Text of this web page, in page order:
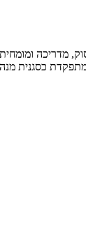
מדריכה
כסגנית